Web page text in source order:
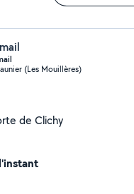
(Les Mouillères)
de Clichy